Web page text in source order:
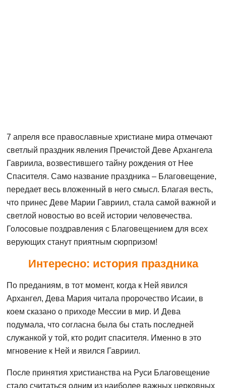
7 апреля все православные христиане мира отмечают
светлый праздник явления Пречистой Деве Архангела
Гавриила, возвестившего тайну рождения от Нее
Спасителя. Само название праздника – Благовещение,
передает весь вложенный в него смысл. Благая весть,
что принес Деве Марии Гавриил, стала самой важной и
светлой новостью во всей истории человечества.
Голосовые поздравления с Благовещением для всех
верующих станут приятным сюрпризом!
Интересно: история праздника
По преданиям, в тот момент, когда к Ней явился
Архангел, Дева Мария читала пророчество Исаии, в
коем сказано о приходе Мессии в мир. И Дева
подумала, что согласна была бы стать последней
служанкой у той, кто родит спасителя. Именно в это
мгновение к Ней и явился Гавриил.
После принятия христианства на Руси Благовещение
стало считаться одним из наиболее важных церковных